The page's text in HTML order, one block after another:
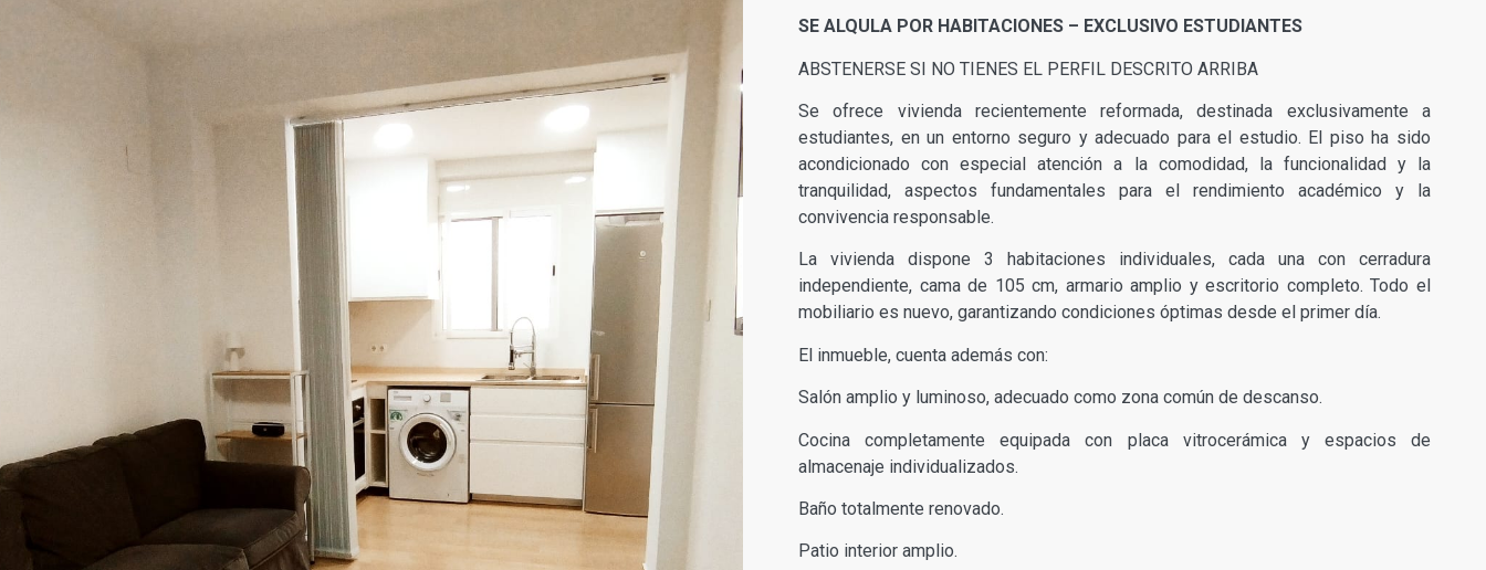
SE ALQULA POR HABITACIONES – EXCLUSIVO ESTUDIANTES
ABSTENERSE SI NO TIENES EL PERFIL DESCRITO ARRIBA
Se ofrece vivienda recientemente reformada, destinada exclusivamente a
estudiantes, en un entorno seguro y adecuado para el estudio. El piso ha sido
acondicionado con especial atención a la comodidad, la funcionalidad y la
tranquilidad, aspectos fundamentales para el rendimiento académico y la
convivencia responsable.
La vivienda dispone 3 habitaciones individuales, cada una con cerradura
independiente, cama de 105 cm, armario amplio y escritorio completo. Todo el
mobiliario es nuevo, garantizando condiciones óptimas desde el primer día.
El inmueble, cuenta además con:
Salón amplio y luminoso, adecuado como zona común de descanso.
Cocina completamente equipada con placa vitrocerámica y espacios de
almacenaje individualizados.
Baño totalmente renovado.
Patio interior amplio.